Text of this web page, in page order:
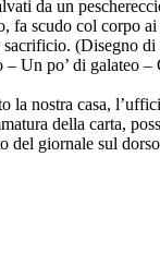
da un
fa scudo col corpo
sacrificio. (Disegno
Un po’ di galateo
nostra casa,
della carta,
del giornale sul